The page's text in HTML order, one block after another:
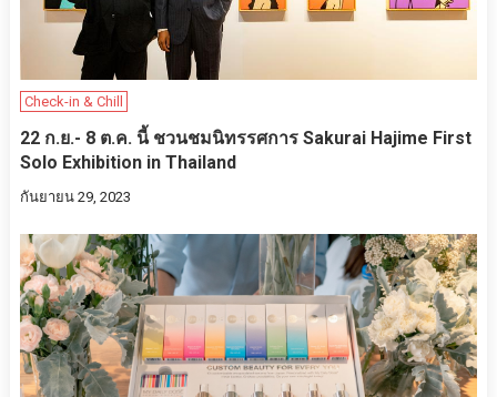
Check-in & Chill
22 ก.ย.- 8 ต.ค. นี้ ชวนชมนิทรรศการ Sakurai Hajime First
Solo Exhibition in Thailand
กันยายน 29, 2023